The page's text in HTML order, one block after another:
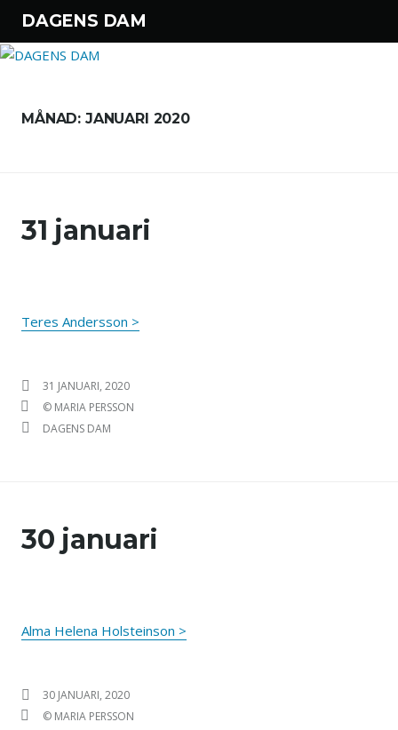
DAGENS DAM
MÅNAD: JANUARI 2020
31 januari
Teres Andersson >
PUBLICERAT DEN
31 JANUARI, 2020
FÖRFATTARE
© MARIA PERSSON
KATEGORIER
DAGENS DAM
30 januari
Alma Helena Holsteinson >
PUBLICERAT DEN
30 JANUARI, 2020
FÖRFATTARE
© MARIA PERSSON